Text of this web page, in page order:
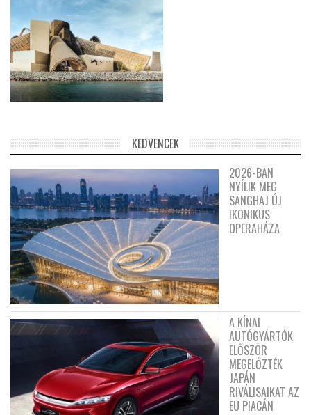
KEDVENCEK
2026-BAN
NYÍLIK MEG
SANGHAJ ÚJ
IKONIKUS
OPERAHÁZA
A KÍNAI
AUTÓGYÁRTÓK
ELŐSZÖR
MEGELŐZTÉK
JAPÁN
RIVÁLISAIKAT AZ
EU PIACÁN